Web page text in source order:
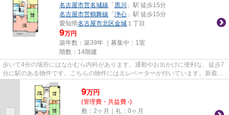
名古屋市営名城線 「 黒川
」駅 徒歩15分
名古屋市営鶴舞線 「 浄心 」駅 徒歩15分
愛知県名古屋市北区金城 １丁目
9万円
築年数：築39年 ｜募集中： 1室
階数：14階建
歩いて4分の場所にはなかむら内科があります。通勤やお出かけに便利な、徒歩7
分に駅のある物件です。こちらの物件にはエレベーターが付いています。新着情
報：ライオンズマンション名...
9万円
(管理費・共益費 -)
敷：2ヶ月｜礼：0ヶ月